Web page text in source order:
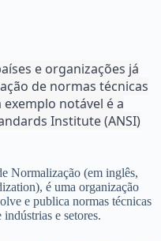
e organizações já
de normas técnicas
notável é a
Institute (ANSI)
Normalização (em inglês,
é uma organização
e publica normas técnicas
e setores.